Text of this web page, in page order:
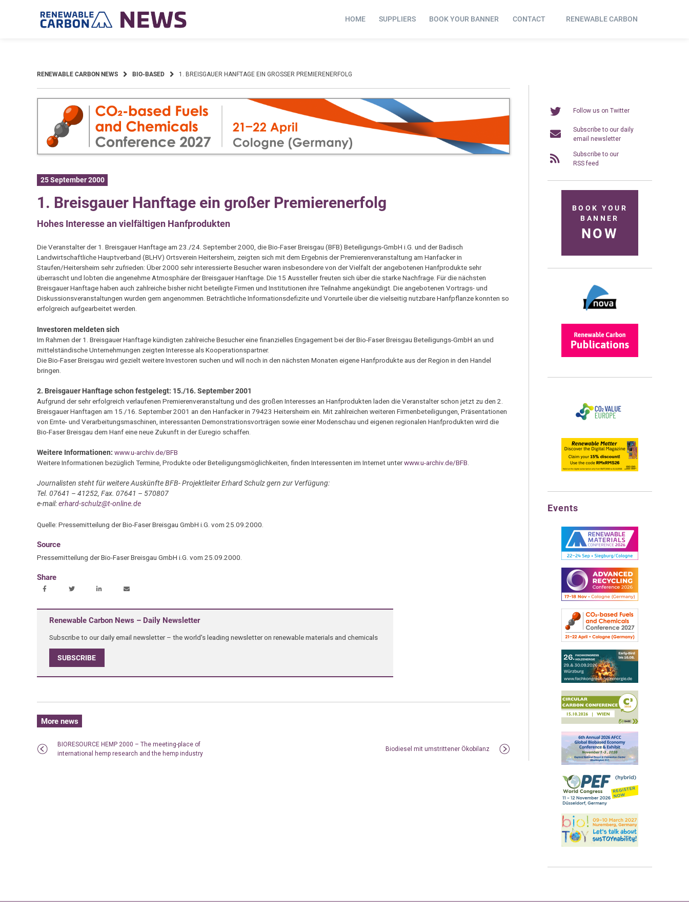
HOME SUPPLIERS BOOK YOUR BANNER CONTACT RENEWABLE CARBON
RENEWABLE CARBON NEWS BIO-BASED 1. BREISGAUER HANFTAGE EIN GROSSER PREMIERENERFOLG
25 September 2000
1. Breisgauer Hanftage ein großer Premierenerfolg
Hohes Interesse an vielfältigen Hanfprodukten
Die Veranstalter der 1. Breisgauer Hanftage am 23./24. September 2000, die Bio-Faser Breisgau (BFB) Beteiligungs-GmbH i.G. und der Badisch
Landwirtschaftliche Hauptverband (BLHV) Ortsverein Heitersheim, zeigten sich mit dem Ergebnis der Premierenveranstaltung am Hanfacker in
Staufen/Heitersheim sehr zufrieden: Über 2000 sehr interessierte Besucher waren insbesondere von der Vielfalt der angebotenen Hanfprodukte sehr
überrascht und lobten die angenehme Atmosphäre der Breisgauer Hanftage. Die 15 Aussteller freuten sich über die starke Nachfrage. Für die nächsten
Breisgauer Hanftage haben auch zahlreiche bisher nicht beteiligte Firmen und Institutionen ihre Teilnahme angekündigt. Die angebotenen Vortrags- und
Diskussionsveranstaltungen wurden gern angenommen. Beträchtliche Informationsdefizite und Vorurteile über die vielseitig nutzbare Hanfpflanze konnten so
erfolgreich aufgearbeitet werden.
Investoren meldeten sich
Im Rahmen der 1. Breisgauer Hanftage kündigten zahlreiche Besucher eine finanzielles Engagement bei der Bio-Faser Breisgau Beteiligungs-GmbH an und
mittelständische Unternehmungen zeigten Interesse als Kooperationspartner.
Die Bio-Faser Breisgau wird gezielt weitere Investoren suchen und will noch in den nächsten Monaten eigene Hanfprodukte aus der Region in den Handel
bringen.
2. Breisgauer Hanftage schon festgelegt: 15./16. September 2001
Aufgrund der sehr erfolgreich verlaufenen Premierenveranstaltung und des großen Interesses an Hanfprodukten laden die Veranstalter schon jetzt zu den 2.
Breisgauer Hanftagen am 15./16. September 2001 an den Hanfacker in 79423 Heitersheim ein. Mit zahlreichen weiteren Firmenbeteiligungen, Präsentationen
von Ernte- und Verarbeitungsmaschinen, interessanten Demonstrationsvorträgen sowie einer Modenschau und eigenen regionalen Hanfprodukten wird die
Bio-Faser Breisgau dem Hanf eine neue Zukunft in der Euregio schaffen.
Weitere Informationen: www.u-archiv.de/BFB
Weitere Informationen bezüglich Termine, Produkte oder Beteiligungsmöglichkeiten, finden Interessenten im Internet unterwww.u-archiv.de/BFB
Journalisten steht für weitere Auskünfte BFB- Projektleiter Erhard Schulz gern zur Verfügung:
Tel. 07641 – 41252, Fax. 07641 – 570807
e-mail:erhard-schulz@t-online.de
Quelle: Pressemitteilung der Bio-Faser Breisgau GmbH i.G. vom 25.09.2000.
Source
Pressemitteilung der Bio-Faser Breisgau GmbH i.G. vom 25.09.2000.
Share
Renewable Carbon News – Daily Newsletter
Subscribe to our daily email newsletter – the world's leading newsletter on renewable materials and chemicals
SUBSCRIBE
More news
BIORESOURCE HEMP 2000 – The meeting-place of
international hemp research and the hemp industry
Biodiesel mit umstrittener Ökobilanz
Follow us on Twitter
Subscribe to our daily
email newsletter
Subscribe to our
RSS feed
BOOK YOUR
BANNER
NOW
Events